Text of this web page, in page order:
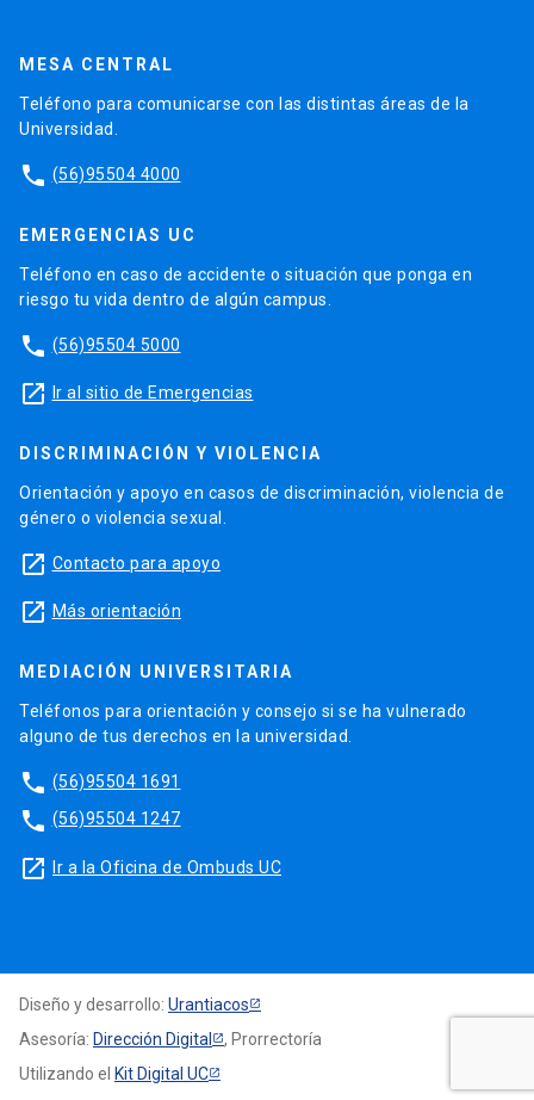
MESA CENTRAL
Teléfono para comunicarse con las distintas áreas de la
Universidad.
phone (56)95504 4000
EMERGENCIAS UC
Teléfono en caso de accidente o situación que ponga en
riesgo tu vida dentro de algún campus.
phone (56)95504 5000
launch Ir al sitio de Emergencias
DISCRIMINACIÓN Y VIOLENCIA
Orientación y apoyo en casos de discriminación, violencia de
género o violencia sexual.
launch Contacto para apoyo
launch Más orientación
MEDIACIÓN UNIVERSITARIA
Teléfonos para orientación y consejo si se ha vulnerado
alguno de tus derechos en la universidad.
phone (56)95504 1691
phone (56)95504 1247
launch Ir a la Oficina de Ombuds UC
Diseño y desarrollo: Urantiacos
Asesoría: Dirección Digital
, Prorrectoría
Utilizando el Kit Digital UC